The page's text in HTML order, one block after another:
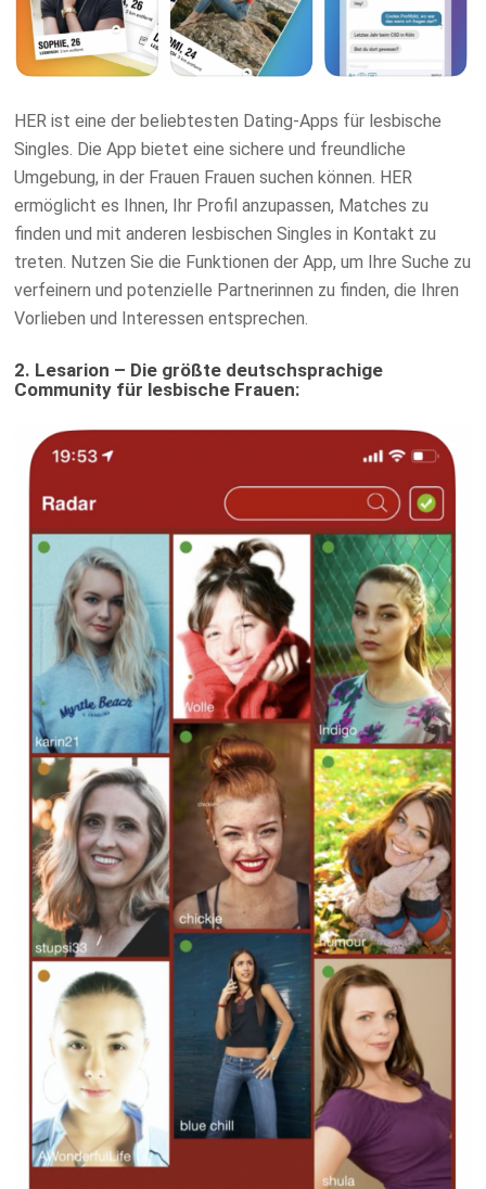
HER ist eine der beliebtesten Dating-Apps für lesbische
Singles. Die App bietet eine sichere und freundliche
Umgebung, in der Frauen Frauen suchen können. HER
ermöglicht es Ihnen, Ihr Profil anzupassen, Matches zu
finden und mit anderen lesbischen Singles in Kontakt zu
treten. Nutzen Sie die Funktionen der App, um Ihre Suche zu
verfeinern und potenzielle Partnerinnen zu finden, die Ihren
Vorlieben und Interessen entsprechen.
2. Lesarion – Die größte deutschsprachige
Community für lesbische Frauen: